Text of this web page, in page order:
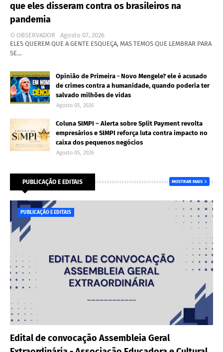
que eles disseram contra os brasileiros na
pandemia
O OBSERVADOR
Agosto 07, 2026
ELES QUEREM QUE A GENTE ESQUEÇA, MAS TEMOS QUE LEMBRAR PARA
SE…
Opinião de Primeira - Novo Mengele? ele é acusado
de crimes contra a humanidade, quando poderia ter
salvado milhões de vidas
Agosto 05, 2026
Coluna SIMPI – Alerta sobre Split Payment revolta
empresários e SIMPI reforça luta contra impacto no
caixa dos pequenos negócios
Agosto 05, 2026
PUBLICAÇÃO E EDITAIS MOSTRAR MAIS
PUBLICAÇÃO E EDITAIS
Edital de convocação Assembleia Geral